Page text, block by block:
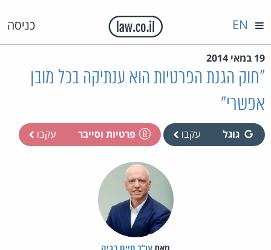
כניסה EN
19 במאי 2014
"חוק הגנת הפרטיות הוא ענתיקה בכל מובן
אפשרי"
גוגל עקבו פרטיות וסייבר עקבו
מאת‏עו"ד חיים רביה